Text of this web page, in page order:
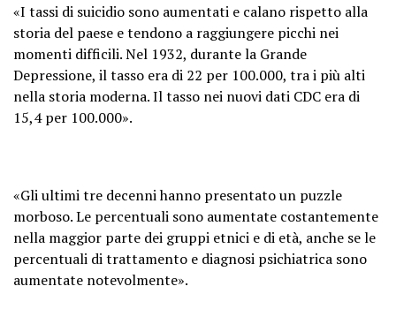
«I tassi di suicidio sono aumentati e calano rispetto alla
storia del paese e tendono a raggiungere picchi nei
momenti difficili. Nel 1932, durante la Grande
Depressione, il tasso era di 22 per 100.000, tra i più alti
nella storia moderna. Il tasso nei nuovi dati CDC era di
15,4 per 100.000».
«Gli ultimi tre decenni hanno presentato un puzzle
morboso. Le percentuali sono aumentate costantemente
nella maggior parte dei gruppi etnici e di età, anche se le
percentuali di trattamento e diagnosi psichiatrica sono
aumentate notevolmente».